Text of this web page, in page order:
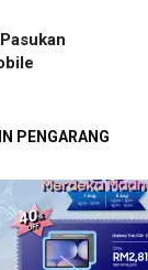
PENGARANG